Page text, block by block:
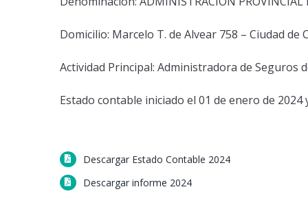
Domicilio: Marcelo T. de Alvear 758 – Ciudad de
Actividad Principal: Administradora de Seguros
Estado contable iniciado el 01 de enero de 2024
Descargar Estado Contable 2024
Descargar informe 2024